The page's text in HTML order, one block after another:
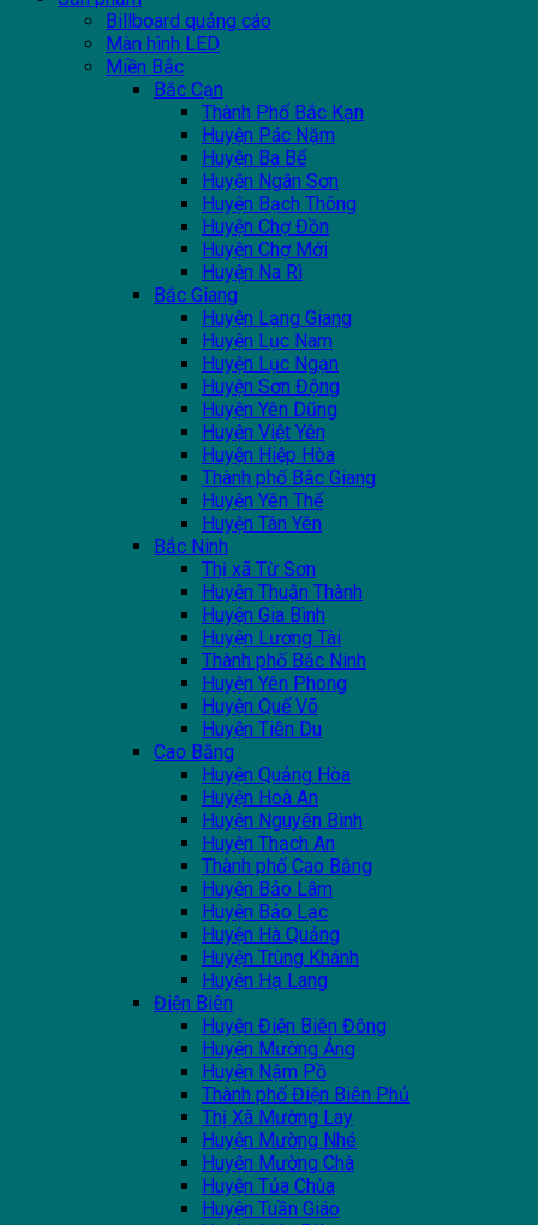
Billboard quảng cáo
Màn hình LED
Miền Bắc
Bắc Cạn
Thành Phố Bắc Kạn
Huyện Pác Nặm
Huyện Ba Bể
Huyện Ngân Sơn
Huyện Bạch Thông
Huyện Chợ Đồn
Huyện Chợ Mới
Huyện Na Rì
Bắc Giang
Huyện Lạng Giang
Huyện Lục Nam
Huyện Lục Ngạn
Huyện Sơn Động
Huyện Yên Dũng
Huyện Việt Yên
Huyện Hiệp Hòa
Thành phố Bắc Giang
Huyện Yên Thế
Huyện Tân Yên
Bắc Ninh
Thị xã Từ Sơn
Huyện Thuận Thành
Huyện Gia Bình
Huyện Lương Tài
Thành phố Bắc Ninh
Huyện Yên Phong
Huyện Quế Võ
Huyện Tiên Du
Cao Bằng
Huyện Quảng Hòa
Huyện Hoà An
Huyện Nguyên Bình
Huyện Thạch An
Thành phố Cao Bằng
Huyện Bảo Lâm
Huyện Bảo Lạc
Huyện Hà Quảng
Huyện Trùng Khánh
Huyện Hạ Lang
Điện Biên
Huyện Điện Biên Đông
Huyện Mường Ảng
Huyện Nậm Pồ
Thành phố Điện Biên Phủ
Thị Xã Mường Lay
Huyện Mường Nhé
Huyện Mường Chà
Huyện Tủa Chùa
Huyện Tuần Giáo